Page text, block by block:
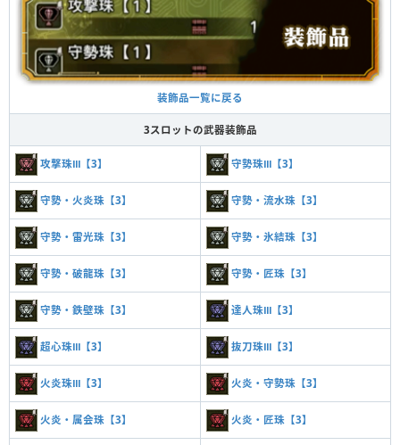
装飾品一覧に戻る
3スロットの武器装飾品
攻撃珠Ⅲ【3】 守勢珠Ⅲ【3】
守勢・火炎珠【3】 守勢・流水珠【3】
守勢・雷光珠【3】 守勢・氷結珠【3】
守勢・破龍珠【3】 守勢・匠珠【3】
守勢・鉄壁珠【3】 達人珠Ⅲ【3】
超心珠Ⅲ【3】 抜刀珠Ⅲ【3】
火炎珠Ⅲ【3】 火炎・守勢珠【3】
火炎・属会珠【3】 火炎・匠珠【3】